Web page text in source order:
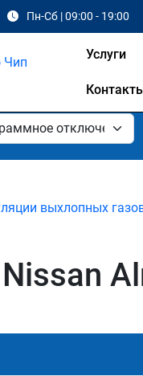
Пн-Сб | 09:00 - 19:00
Услуги
выхлопных